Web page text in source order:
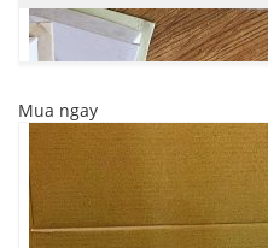
Mua ngay